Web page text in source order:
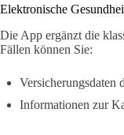
Elektronische
Die App ergänzt die
Fällen können Sie:
Versicherungsdaten
Informationen zur